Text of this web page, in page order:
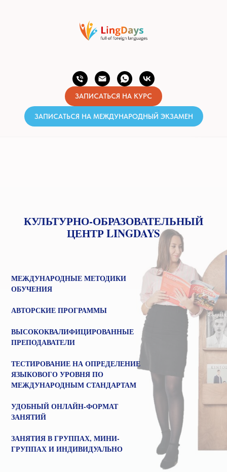
ЗАПИСАТЬСЯ НА КУРС
ЗАПИСАТЬСЯ НА МЕЖДУНАРОДНЫЙ ЭКЗАМЕН
АВТОРСКИЕ ПРОГРАММЫ
ВЫСОКОКВАЛИФИЦИРОВАННЫЕ
МЕЖДУНАРОДНЫМ СТАНДАРТАМ
УДОБНЫЙ ОНЛАЙН-ФОРМАТ
ЗАНЯТИЯ В ГРУППАХ, МИНИ-
тестирование